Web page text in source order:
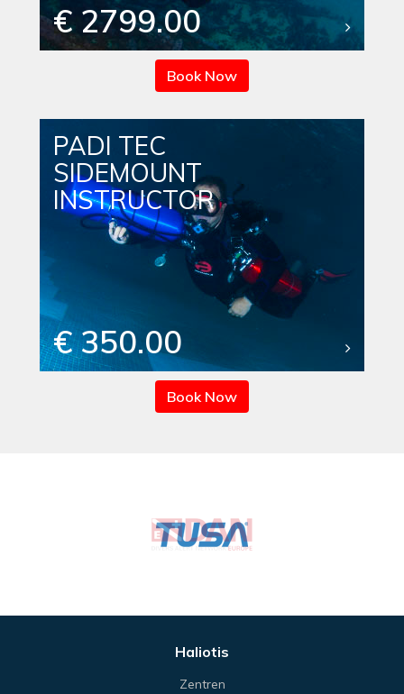
€ 2799.00
Book Now
PADI TEC
SIDEMOUNT
INSTRUCTOR
€ 350.00
Book Now
Haliotis
Zentren